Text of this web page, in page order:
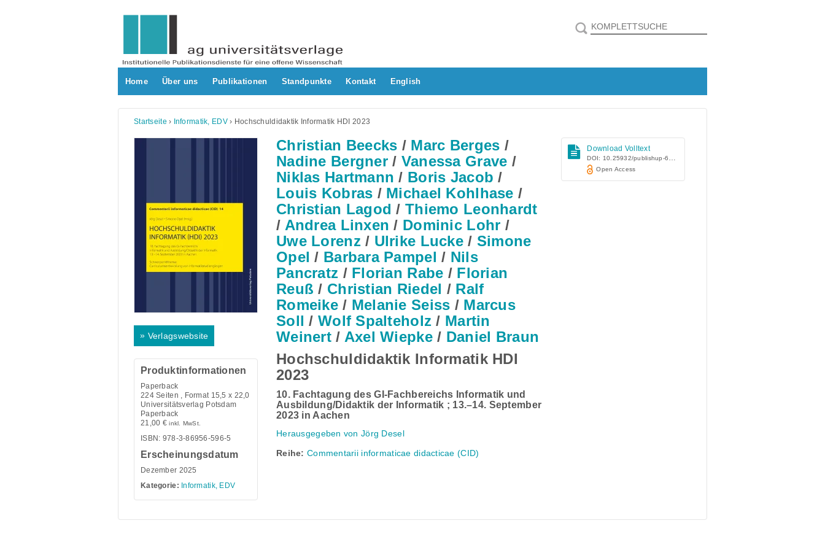
Home Über uns Publikationen Standpunkte Kontakt English
Startseite › Informatik, EDV› Hochschuldidaktik Informatik HDI 2023
Christian Beecks / Marc Berges /
Nadine Bergner/ Vanessa Grave /
Niklas Hartmann / Boris Jacob /
Louis Kobras / Michael Kohlhase /
Christian Lagod /Thiemo Leonhardt
/ Andrea Linxen / Dominic Lohr /
Uwe Lorenz/ Ulrike Lucke / Simone
Opel / Barbara Pampel / Nils
Pancratz / Florian Rabe / Florian
Reuß / Christian Riedel / Ralf
Romeike/ Melanie Seiss / Marcus
Soll / Wolf Spalteholz / Martin
Weinert/ Axel Wiepke/ Daniel Braun
Hochschuldidaktik Informatik HDI
2023
10. Fachtagung des GI-Fachbereichs Informatik und
Ausbildung/Didaktik der Informatik ; 13.–14. September
2023 in Aachen
Herausgegeben von Jörg Desel
Reihe: Commentarii informaticae didacticae (CID)
» Verlagswebsite
Produktinformationen
Paperback
224Seiten , Format 15,5 x 22,0
Universitätsverlag Potsdam
Paperback
21,00 € inkl. MwSt.
ISBN: 978-3-86956-596-5
Erscheinungsdatum
Dezember 2025
Kategorie: Informatik, EDV
Download Volltext
DOI: 10.25932/publishup-68313
Open Access